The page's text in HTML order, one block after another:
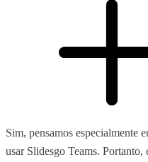
Sim, pensamos especialmente
usar Slidesgo Teams.